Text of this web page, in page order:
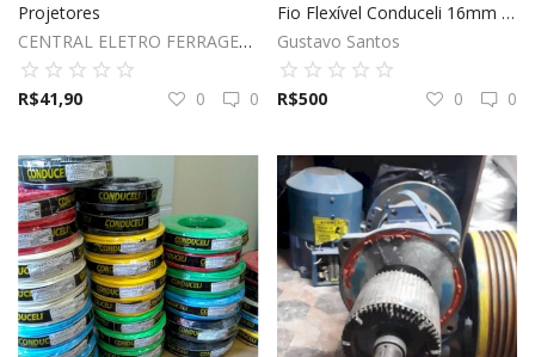
Projetores
CENTRAL ELETRO FERRAGENS LTDA
R$41,90 0
0
Fio Flexível Conduceli 16mm Rolo com 100 metros
Gustavo Santos
R$500 0
0